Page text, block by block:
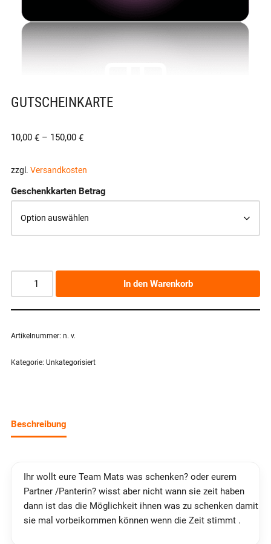
GUTSCHEINKARTE
10,00 € – 150,00 €
zzgl. Versandkosten
Geschenkkarten Betrag
In den Warenkorb
Artikelnummer: n. v.
Kategorie: Unkategorisiert
Beschreibung
Ihr wollt eure Team Mats was schenken? oder eurem
Partner /Panterin? wisst aber nicht wann sie zeit haben
dann ist das die Möglichkeit ihnen was zu schenken damit
sie mal vorbeikommen können wenn die Zeit stimmt .